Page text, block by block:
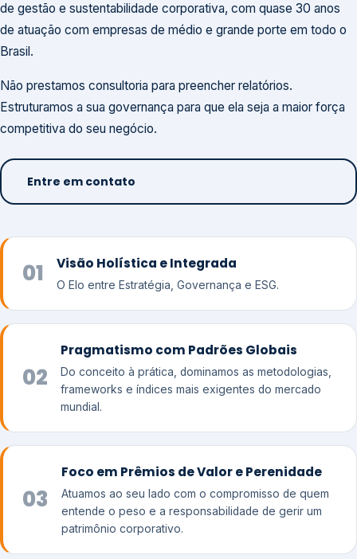
de gestão e sustentabilidade corporativa, com quase 30 anos
de atuação com empresas de médio e grande porte em todo o
Brasil.
Não prestamos consultoria para preencher relatórios.
Estruturamos a sua governança para que ela seja a maior força
competitiva do seu negócio.
Entre em contato
01 Visão Holística e Integrada
O Elo entre Estratégia, Governança e ESG.
02
Pragmatismo com Padrões Globais
Do conceito à prática, dominamos as metodologias,
frameworks e índices mais exigentes do mercado
mundial.
03
Foco em Prêmios de Valor e Perenidade
Atuamos ao seu lado com o compromisso de quem
entende o peso e a responsabilidade de gerir um
patrimônio corporativo.